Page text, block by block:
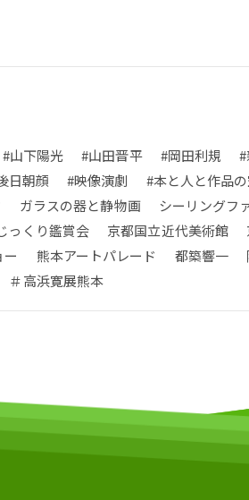
#山下陽光 #山田晋平 #岡田利規
日朝顔 #映像演劇 #本と人と作品
ガラスの器と静物画 シーリングフ
っくり鑑賞会 京都国立近代美術館
熊本アートパレード 都築響一
＃高浜寛展熊本